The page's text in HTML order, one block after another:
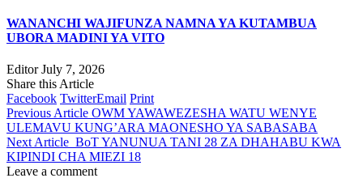
WANANCHI WAJIFUNZA NAMNA YA KUTAMBUA
UBORA MADINI YA VITO
Editor July 7, 2026
Share this Article
Facebook TwitterEmail Print
Previous Article OWM YAWAWEZESHA WATU WENYE
ULEMAVU KUNG’ARA MAONESHO YA SABASABA
Next Article BoT YANUNUA TANI 28 ZA DHAHABU KWA
KIPINDI CHA MIEZI 18
Leave a comment